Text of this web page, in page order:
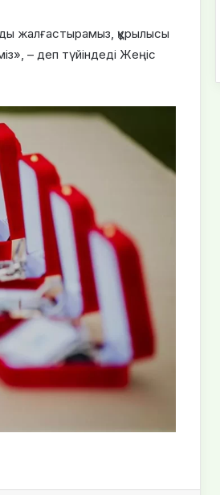
жалғастырамыз, құрылысы
– деп түйіндеді Жеңіс